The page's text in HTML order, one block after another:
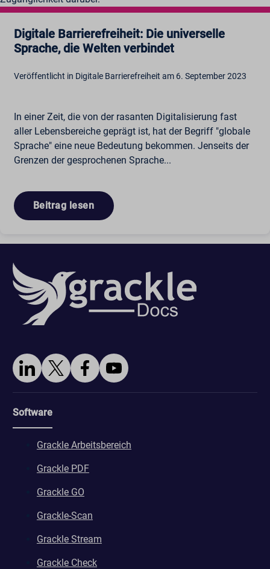
Digitale Barrierefreiheit: Die universelle
Sprache, die Welten verbindet
Veröffentlicht in Digitale Barrierefreiheit am 6. September 2023
In einer Zeit, die von der rasanten Digitalisierung fast
aller Lebensbereiche geprägt ist, hat der Begriff "globale
Sprache" eine neue Bedeutung bekommen. Jenseits der
Grenzen der gesprochenen Sprache...
Beitrag lesen
Software
Grackle Arbeitsbereich
Grackle PDF
Grackle GO
Grackle-Scan
Grackle Stream
Grackle Check